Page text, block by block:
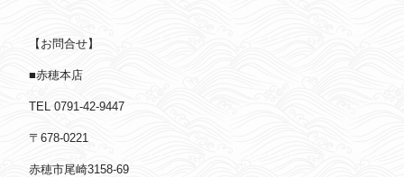
【お問合せ】
■赤穂本店
TEL 0791-42-9447
〒678-0221
赤穂市尾崎3158-69